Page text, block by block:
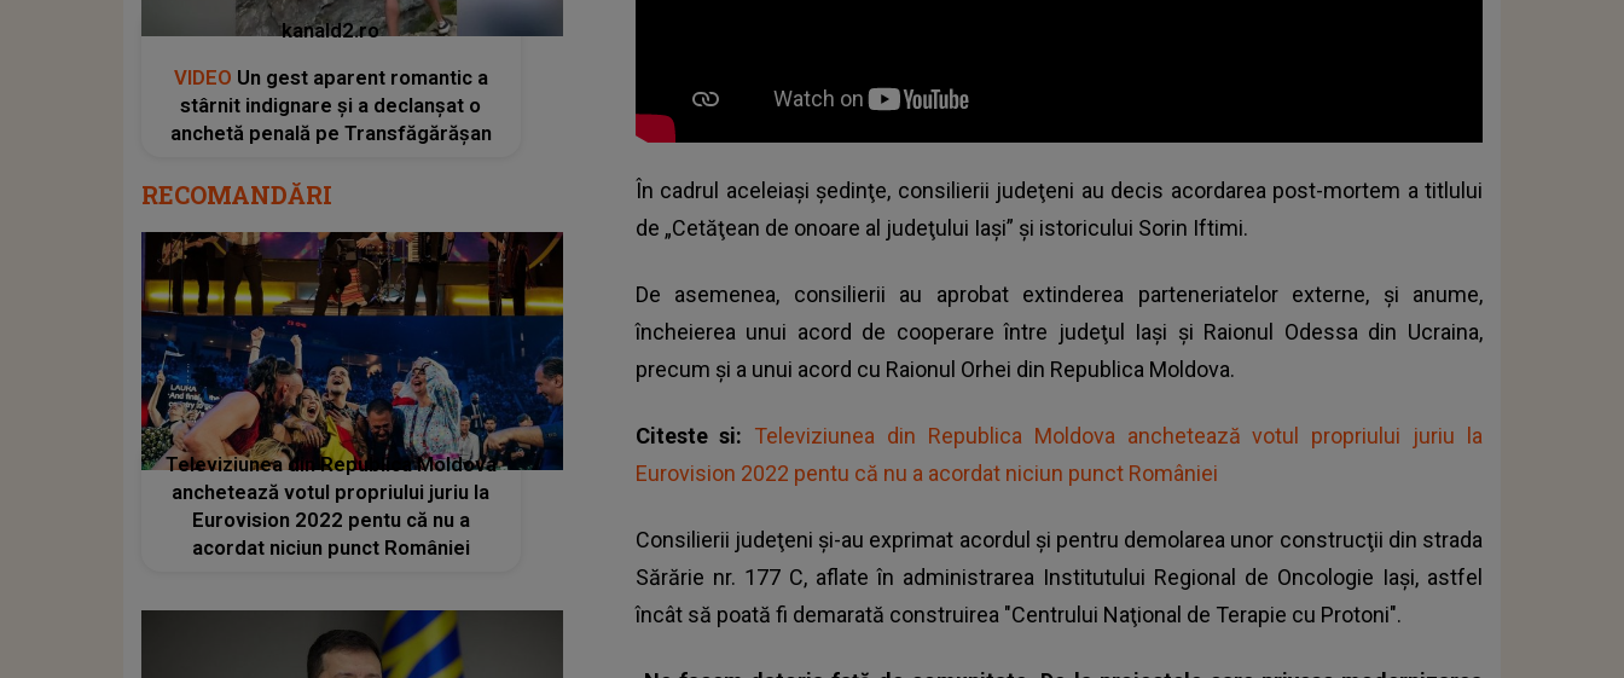
În cadrul aceleiaşi şedinţe, consilierii judeţeni au decis acordarea post-mortem a titlului
de „Cetăţean de onoare al judeţului Iaşi” şi istoricului Sorin Iftimi.
De asemenea, consilierii au aprobat extinderea parteneriatelor externe, şi anume,
încheierea unui acord de cooperare între judeţul Iaşi şi Raionul Odessa din Ucraina,
precum şi a unui acord cu Raionul Orhei din Republica Moldova.
Citeste si: Televiziunea din Republica Moldova anchetează votul propriului juriu la
Eurovision 2022 pentu că nu a acordat niciun punct României
Consilierii judeţeni şi-au exprimat acordul şi pentru demolarea unor construcţii din strada
Sărărie nr. 177 C, aflate în administrarea Institutului Regional de Oncologie Iaşi, astfel
încât să poată fi demarată construirea "Centrului Naţional de Terapie cu Protoni".
kanald2.ro
VIDEO Un gest aparent romantic a
stârnit indignare și a declanșat o
anchetă penală pe Transfăgărășan
RECOMANDĂRI
Televiziunea din Republica Moldova
anchetează votul propriului juriu la
Eurovision 2022 pentu că nu a
acordat niciun punct României